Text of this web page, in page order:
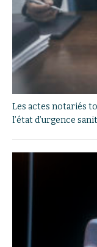
Les actes notariés
l’état d’urgence